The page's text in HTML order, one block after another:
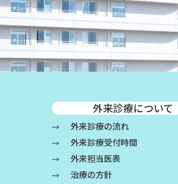
外来診療について
外来診療の流れ
外来診療受付時間
外来担当医表
治療の方針